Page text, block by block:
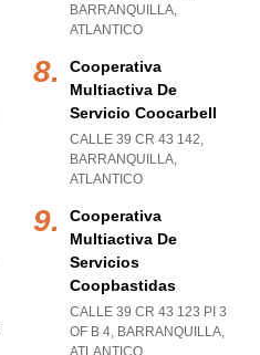
BARRANQUILLA,
ATLANTICO
Cooperativa
Multiactiva De
Servicio Coocarbell
CALLE 39 CR 43 142,
BARRANQUILLA,
ATLANTICO
Cooperativa
Multiactiva De
Servicios
Coopbastidas
CALLE 39 CR 43 123 PI 3
OF B 4, BARRANQUILLA,
ATLANTICO